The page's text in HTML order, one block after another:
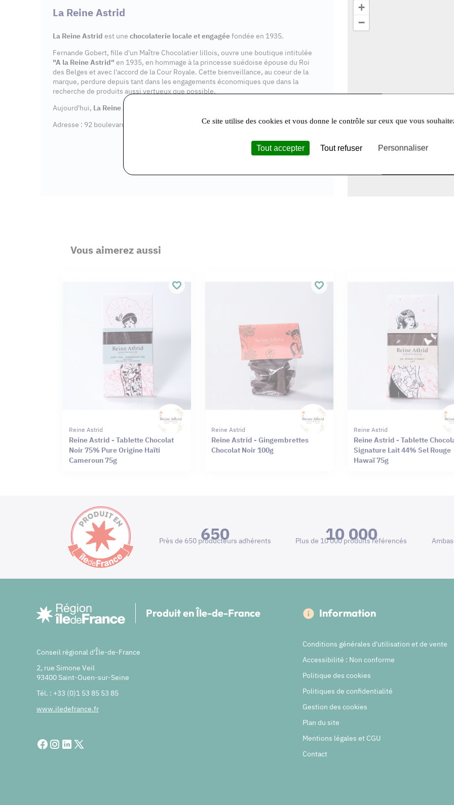
La Reine Astrid
La Reine Astrid est une chocolaterie locale et engagéefondée en 1935.
Fernande Gobert, fille d'un Maître Chocolatier lillois, ouvre une boutique intitulée
"A la Reine Astrid" en 1935, en hommage à la princesse suédoise épouse du Roi
des Belges et avec l'accord de la Cour Royale. Cette bienveillance, au coeur de la
marque, perdure depuis tant dans les engagements économiques que dans la
recherche de produits aussi vertueux que possible.
Aujourd'hui, La Reine Astrid
Adresse : 92 boulevard Aristide Briand, 91600 Savigny
+
−
Vous aimerez aussi
Reine Astrid
Reine Astrid - Tablette Chocolat
Noir 75% Pure Origine Haïti
Cameroun 75g
Reine Astrid
Reine Astrid - Gingembrettes
Chocolat Noir 100g
Reine Astrid
Reine Astrid - Tablette
Signature Lait 44% Sel Rouge
Hawaï 75g
650
Près de 650 producteurs adhérents 10 000
Plus de 10 000 produits référencés
Produit en Île-de-France
Conseil régional d'Île-de-France
2, rue Simone Veil
93400 Saint-Ouen-sur-Seine
Tél. : +33 (0)1 53 85 53 85
www.iledefrance.fr
Information
Conditions générales d'utilisation et de vente
Accessibilité : Non conforme
Politique des cookies
Politiques de confidentialité
Gestion des cookies
Plan du site
Mentions légales et CGU
Contact
Ce site utilise des cookies et vous donne le contrôle sur ceux que vous
Tout accepter Tout refuser Personnaliser